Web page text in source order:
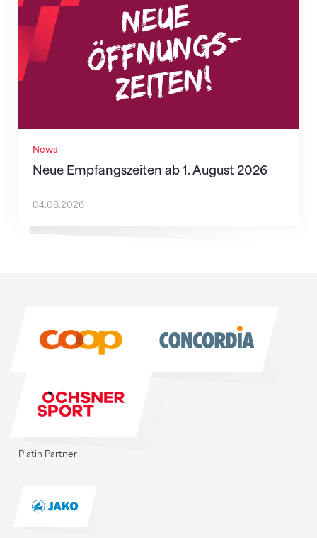
News
Neue Empfangszeiten ab 1. August 2026
04.08.2026
Platin Partner